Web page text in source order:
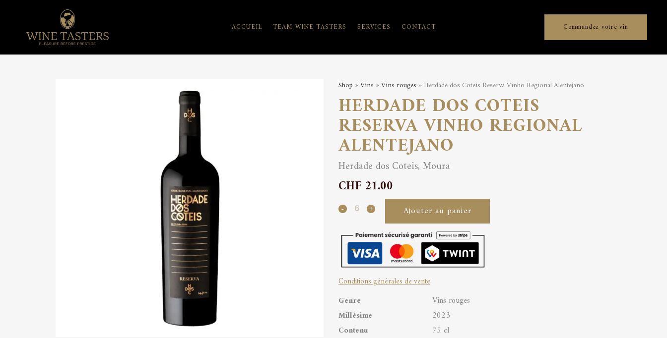
Commandez votre vin
ACCUEIL TEAM WINE TASTERS SERVICES CONTACT
Shop » Vins » Vins rouges » Herdade dos Coteis Reserva Vinho Regional Alentejano
HERDADE DOS COTEIS
RESERVA VINHO REGIONAL
ALENTEJANO
Herdade dos Coteis, Moura
CHF 21.00
Herdade
Coteis
Reserva
Vinho
Regional
Alentejano
Ajouter au panier
Conditions générales de vente
Genre
Vins rouges
Millésime
2023
Contenu
75 cl